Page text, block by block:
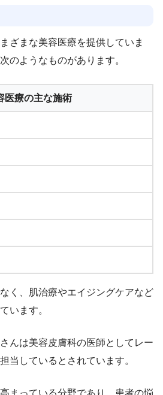
ざまな美容医療を提供していま
のようなものがあります。
医療の主な施術
く、肌治療やエイジングケアなど
います。
んは美容皮膚科の医師としてレー
当しているとされています。